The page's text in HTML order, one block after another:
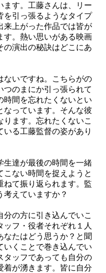
ます。工藤さんは、リー
を引っ張るようなタイプ
来上がった作品では皆が
す。熱い思いがある映画
の演出の秘訣はどこにあ
ないですね。こちらがの
つのまにか引っ張られて
時間を忘れたくないとい
なっています。そんな彼
ます。忘れたくないこ
いる工藤監督の姿があり
生達が最後の時間を一緒
こない時間を捉えようと
ねて振り返られます。監
考えていますか？
の方に引き込んでいこ
ッフ・役者それぞれ１人
なたはどう思うか？と聞
いくことで巻き込んでい
タッフであっても自分の
着が湧きます。皆に自分